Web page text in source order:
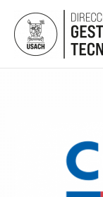
contenido